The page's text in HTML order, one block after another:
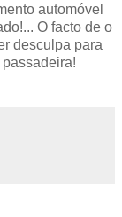
automóvel
O facto de o
desculpa para